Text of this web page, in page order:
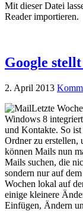
Mit dieser Datei
Reader importieren.
Google
2. April 2013
Letzte
Windows 8
und Kontakte. So
Ordner zu erstellen,
können Mails nun
Mails suchen, die
sondern nur auf
Wochen lokal auf
einige kleinere
Einfügen, Ändern